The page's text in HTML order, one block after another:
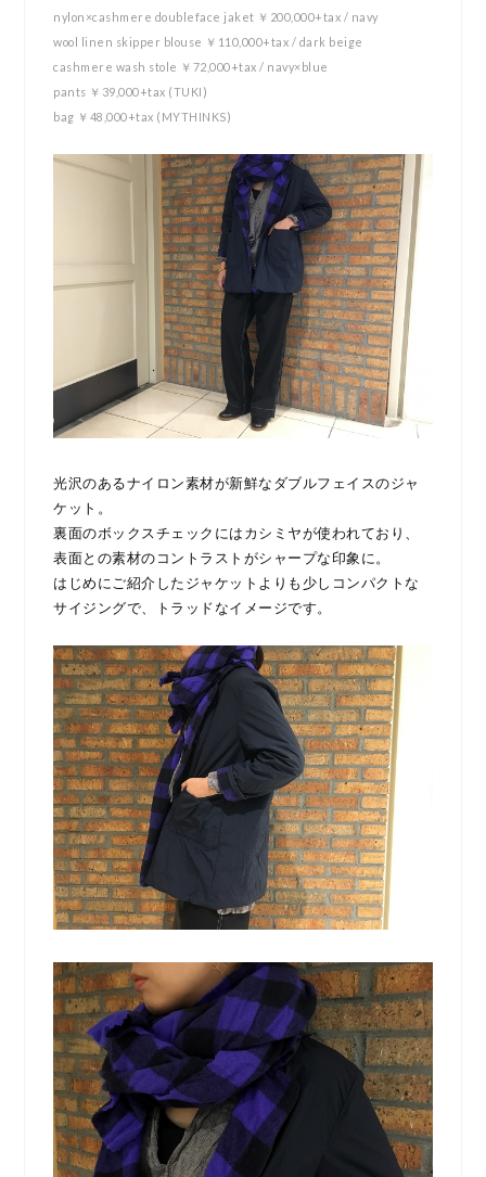
nylon×cashmere doubleface jaket ￥200,000+tax / navy
wool linen skipper blouse ￥110,000+tax / dark beige
cashmere wash stole ￥72,000+tax / navy×blue
pants ￥39,000+tax (TUKI)
bag ￥48,000+tax (MYTHINKS)
光沢のあるナイロン素材が新鮮なダブルフェイスのジャ
ケット。
裏面のボックスチェックにはカシミヤが使われており、
表面との素材のコントラストがシャープな印象に。
はじめにご紹介したジャケットよりも少しコンパクトな
サイジングで、トラッドなイメージです。